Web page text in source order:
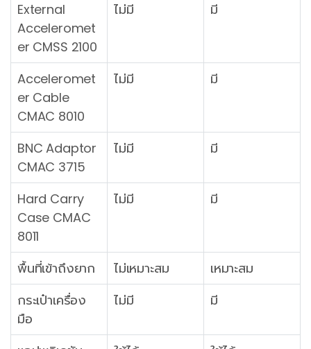
External
Acceleromet
er CMSS 2100
ไม่มี มี
Acceleromet
er Cable
CMAC 8010
ไม่มี มี
BNC Adaptor
CMAC 3715
ไม่มี มี
Hard Carry
Case CMAC
8011
ไม่มี มี
พื้นที่เข้าถึงยาก ไม่เหมาะสม
เหมาะสม
กระเป๋าเครื่อง
มือ
ไม่มี มี